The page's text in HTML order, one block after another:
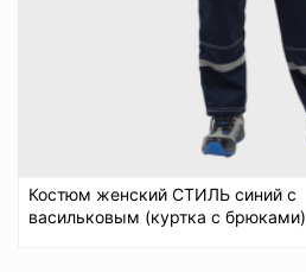
Костюм женский СТИЛЬ синий с
васильковым (куртка с брюками)